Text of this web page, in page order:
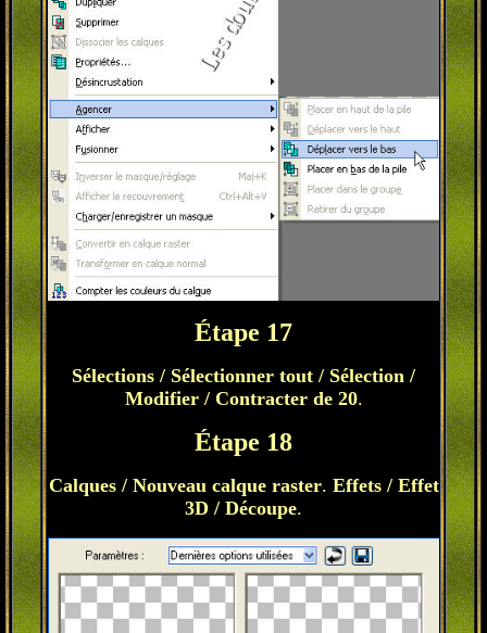
Étape 17
Sélections / Sélectionner tout / Sélection /
Modifier / Contracter de 20.
Étape 18
Calques / Nouveau calque raster. Effets / Effet
3D / Découpe.